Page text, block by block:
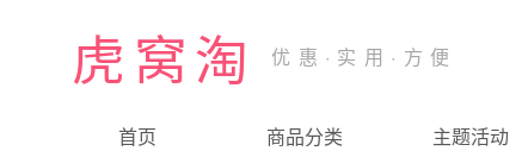
虎窝淘
首页 商品分类 主题活动